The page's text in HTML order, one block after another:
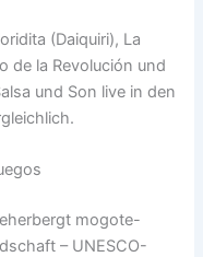
(Daiquiri), La
de la Revolución und
und Son live in den
mogote-
– UNESCO-